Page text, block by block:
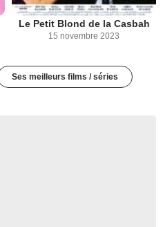
Le Petit Blond de la Casbah
15 novembre 2023
Ses meilleurs films / séries